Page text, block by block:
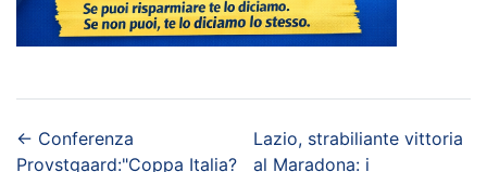
← Conferenza
Provstgaard:"Coppa Italia?
Lazio, strabiliante vittoria
al Maradona: i